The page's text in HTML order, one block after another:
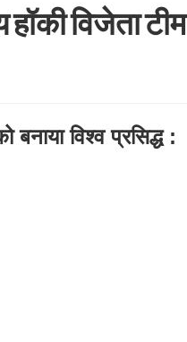
विजेता टीम
विश्व प्रसिद्ध :